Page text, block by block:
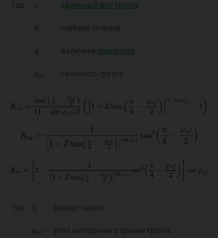
где: γ - удельный вес грунта
h - глубина сечения
q - величина пригрузки
c ef - связность грунта
где: r - радиус шахты
φef - угол внутреннего трения грунта